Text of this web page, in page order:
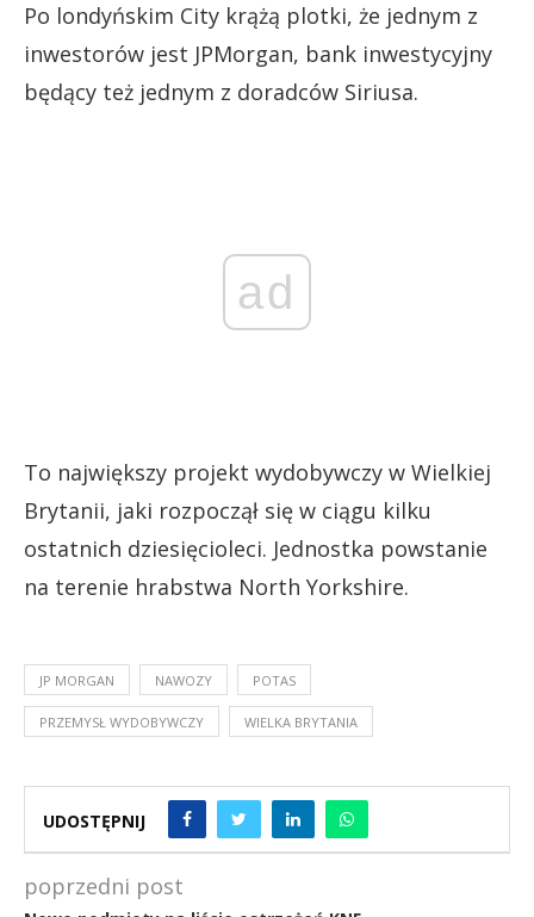
Po londyńskim City krążą plotki, że jednym z
inwestorów jest JPMorgan, bank inwestycyjny
będący też jednym z doradców Siriusa.
ad
To największy projekt wydobywczy w Wielkiej
Brytanii, jaki rozpoczął się w ciągu kilku
ostatnich dziesięcioleci. Jednostka powstanie
na terenie hrabstwa North Yorkshire.
JP MORGAN NAWOZY POTAS
PRZEMYSŁ WYDOBYWCZY WIELKA BRYTANIA
UDOSTĘPNIJ
poprzedni post